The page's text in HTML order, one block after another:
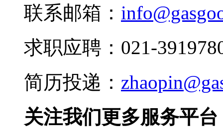
联系邮箱：
求职应聘：021-
简历投递：
关注我们更多服务平台